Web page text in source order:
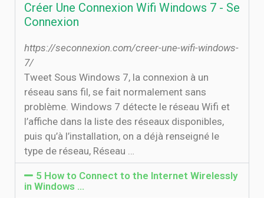
Créer Une Connexion Wifi Windows 7 - Se
Connexion
https://seconnexion.com/creer-une-wifi-windows-
7/
Tweet Sous Windows 7, la connexion à un
réseau sans fil, se fait normalement sans
problème. Windows 7 détecte le réseau Wifi et
l’affiche dans la liste des réseaux disponibles,
puis qu’à l’installation, on a déjà renseigné le
type de réseau, Réseau …
5 How to Connect to the Internet Wirelessly
in Windows …